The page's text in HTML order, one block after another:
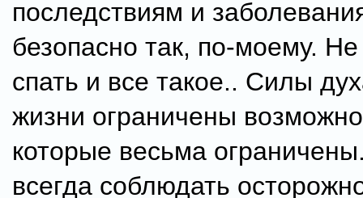
последствиям и
безопасно так, по-моему.
спать и все такое.. Силы
жизни ограничены
которые весьма
всегда соблюдать